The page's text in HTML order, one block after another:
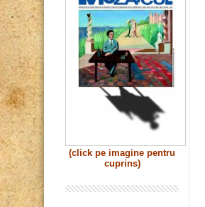
(click pe imagine pentru
cuprins)